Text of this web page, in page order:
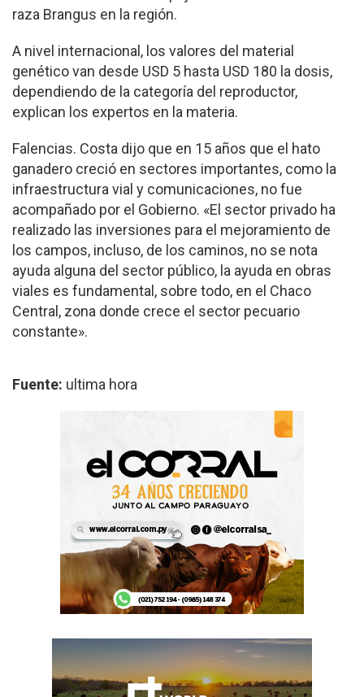
raza Brangus en la región.
A nivel internacional, los valores del material
genético van desde USD 5 hasta USD 180 la dosis,
dependiendo de la categoría del reproductor,
explican los expertos en la materia.
Falencias. Costa dijo que en 15 años que el hato
ganadero creció en sectores importantes, como la
infraestructura vial y comunicaciones, no fue
acompañado por el Gobierno. «El sector privado ha
realizado las inversiones para el mejoramiento de
los campos, incluso, de los caminos, no se nota
ayuda alguna del sector público, la ayuda en obras
viales es fundamental, sobre todo, en el Chaco
Central, zona donde crece el sector pecuario
constante».
Fuente: ultima hora